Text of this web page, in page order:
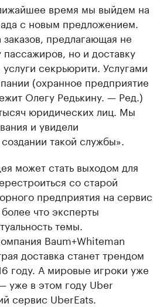
время мы выйдем на
с новым предложением.
предлагающая не
пассажиров, но и доставку
секрьюрити. Услугами
(охранное предприятие
Олегу Редькину. — Ред.)
юридических лиц. Мы
и увидели
такой службы».
может стать выходом для
со старой
предприятия на сервис
что эксперты
темы.
Baum+Whiteman
доставка станет трендом
году. А мировые игроки уже
уже в этом году Uber
сервис UberEats.